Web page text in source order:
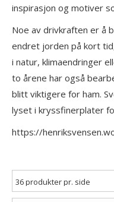
inspirasjon og motiver
Noe av drivkraften er å
endret jorden på kort
i natur, klimaendringer
to årene har også
blitt viktigere for ham.
lyset i kryssfinerplater
https://